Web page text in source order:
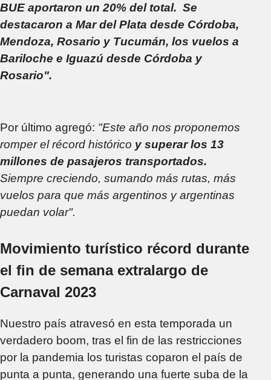
BUE aportaron un 20% del total. Se
destacaron a Mar del Plata desde Córdoba,
Mendoza, Rosario y Tucumán, los vuelos a
Bariloche e Iguazú desde Córdoba y
Rosario".
Por último agregó: "Este año nos proponemos
romper el récord histórico y superar los 13
millones de pasajeros transportados.
Siempre creciendo, sumando más rutas, más
vuelos para que más argentinos y argentinas
puedan volar".
Movimiento turístico récord durante
el fin de semana extralargo de
Carnaval 2023
Nuestro país atravesó en esta temporada un
verdadero boom, tras el fin de las restricciones
por la pandemia los turistas coparon el país de
punta a punta, generando una fuerte suba de la